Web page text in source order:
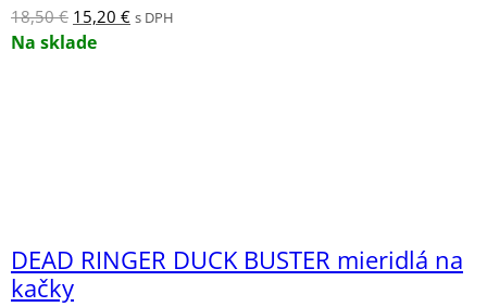
18,50€ Pôvodná
cena
15,20 €Aktuálna
s DPH
Na sklade
DEAD RINGER DUCK BUSTER mieridlá na
kačky